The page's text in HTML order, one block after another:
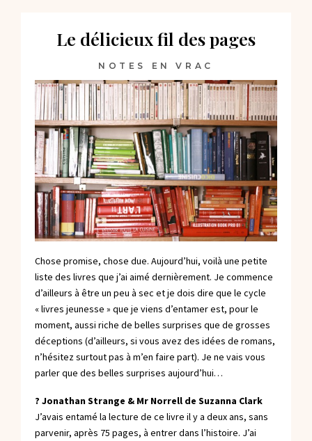
Le délicieux fil des pages
NOTES EN VRAC
Chose promise, chose due. Aujourd’hui, voilà une petite
liste des livres que j’ai aimé dernièrement. Je commence
d’ailleurs à être un peu à sec et je dois dire que le cycle
« livres jeunesse » que je viens d’entamer est, pour le
moment, aussi riche de belles surprises que de grosses
déceptions (d’ailleurs, si vous avez des idées de romans,
n’hésitez surtout pas à m’en faire part). Je ne vais vous
parler que des belles surprises aujourd’hui…
? Jonathan Strange & Mr Norrell de Suzanna Clark
J’avais entamé la lecture de ce livre il y a deux ans, sans
parvenir, après 75 pages, à entrer dans l’histoire. J’ai